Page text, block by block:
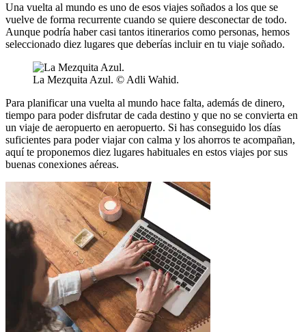
Una vuelta al mundo es uno de esos viajes soñados a los que se
vuelve de forma recurrente cuando se quiere desconectar de todo.
Aunque podría haber casi tantos itinerarios como personas, hemos
seleccionado diez lugares que deberías incluir en tu viaje soñado.
La Mezquita Azul. © Adli Wahid.
Para planificar una vuelta al mundo hace falta, además de dinero,
tiempo para poder disfrutar de cada destino y que no se convierta en
un viaje de aeropuerto en aeropuerto. Si has conseguido los días
suficientes para poder viajar con calma y los ahorros te acompañan,
aquí te proponemos diez lugares habituales en estos viajes por sus
buenas conexiones aéreas.